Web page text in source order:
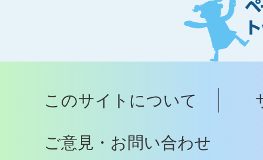
ジ
ト
ッ
へ
このサイトについて
ご意見・お問い合わせ